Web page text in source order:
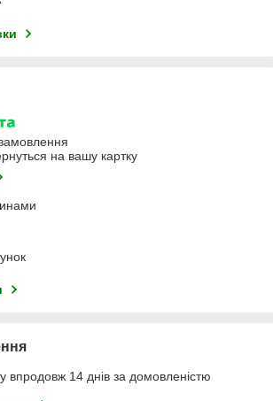
на вашу картку
впродовж 14 днів за домовленістю